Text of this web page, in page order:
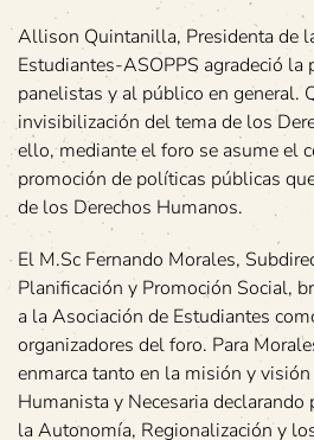
Allison Quintanilla, Presidenta de
Estudiantes-ASOPPS agradeció la
panelistas y al público en general.
invisibilización del tema de los
ello, mediante el foro se asume el
promoción de políticas públicas
de los Derechos Humanos.
El M.Sc Fernando Morales,
Planificación y Promoción Social,
a la Asociación de Estudiantes
organizadores del foro. Para
enmarca tanto en la misión y
Humanista y Necesaria declarando
la Autonomía, Regionalización y